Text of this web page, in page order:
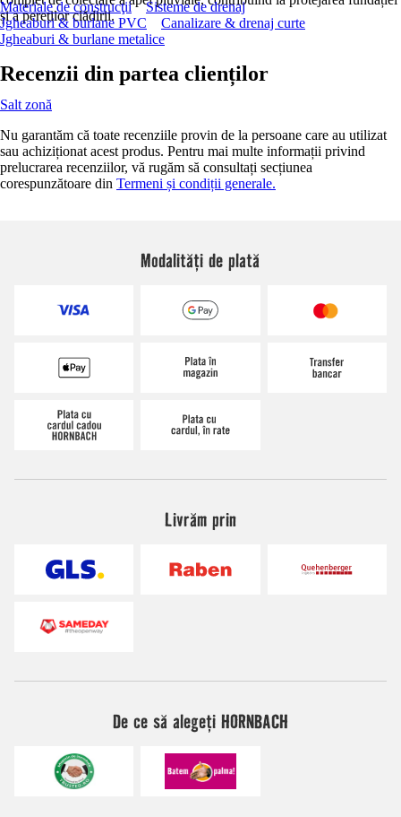
și a pereților clădirii.
Materiale de construcţii
Sisteme de drenaj
Jgheaburi & burlane PVC
Canalizare & drenaj curte
Jgheaburi & burlane metalice
Recenzii din partea clienților
Salt zonă
Nu garantăm că toate recenziile provin de la persoane care au utilizat
sau achiziționat acest produs. Pentru mai multe informații privind
prelucrarea recenziilor, vă rugăm să consultați secțiunea
corespunzătoare din Termeni și condiții generale.
Modalități de plată
Livrăm prin
De ce să alegeți HORNBACH